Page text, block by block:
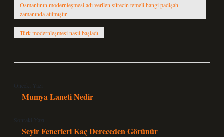
Osmanlının modernleşmesi adı verilen sürecin temeli hangi padişah
zamanında atılmıştır
Türk modernleşmesi nasıl başladı
Önceki Yazı
Mumya Laneti Nedir
Sonraki Yazı
Seyir Fenerleri Kaç Dereceden Görünür